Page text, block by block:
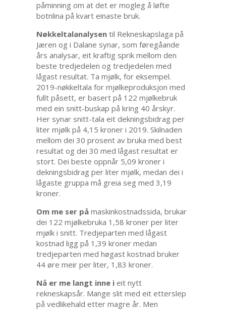
påminning om at det er mogleg å løfte
botnlina på kvart einaste bruk.
Nøkkeltalanalysen til Rekneskapslaga på
Jæren og i Dalane synar, som føregåande
års analysar, eit kraftig sprik mellom den
beste tredjedelen og tredjedelen med
lågast resultat. Ta mjølk, for eksempel.
2019-nøkkeltala for mjølkeproduksjon med
fullt påsett, er basert på 122 mjølkebruk
med ein snitt-buskap på kring 40 årskyr.
Her synar snitt-tala eit dekningsbidrag per
liter mjølk på 4,15 kroner i 2019. Skilnaden
mellom dei 30 prosent av bruka med best
resultat og dei 30 med lågast resultat er
stort. Dei beste oppnår 5,09 kroner i
dekningsbidrag per liter mjølk, medan dei i
lågaste gruppa må greia seg med 3,19
kroner.
Om me ser på maskinkostnadssida, brukar
dei 122 mjølkebruka 1,58 kroner per liter
mjølk i snitt. Tredjeparten med lågast
kostnad ligg på 1,39 kroner medan
tredjeparten med høgast kostnad bruker
44 øre meir per liter, 1,83 kroner.
Nå er me langt inne i eit nytt
rekneskapsår. Mange slit med eit etterslep
på vedlikehald etter magre år. Men